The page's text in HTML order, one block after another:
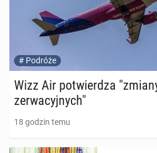
# Podróże
Wizz Air po­twier­dza
zer­wa­cyj­nych"
18 godzin temu